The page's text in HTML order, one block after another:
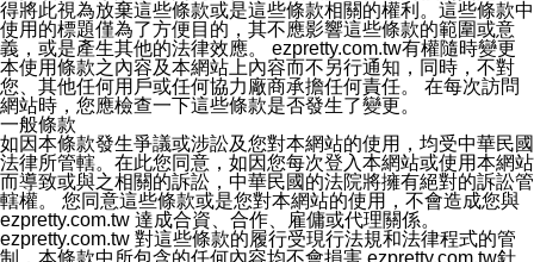
得將此視為放棄這些條款或是這些條款相關的權利。這些條款中
使用的標題僅為了方便目的，其不應影響這些條款的範圍或意
義，或是產生其他的法律效應。 ezpretty.com.tw有權隨時變更
本使用條款之內容及本網站上內容而不另行通知，同時，不對
您、其他任何用戶或任何協力廠商承擔任何責任。 在每次訪問
網站時，您應檢查一下這些條款是否發生了變更。
一般條款
如因本條款發生爭議或涉訟及您對本網站的使用，均受中華民國
法律所管轄。在此您同意，如因您每次登入本網站或使用本網站
而導致或與之相關的訴訟，中華民國的法院將擁有絕對的訴訟管
轄權。 您同意這些條款或是您對本網站的使用，不會造成您與
ezpretty.com.tw 達成合資、合作、雇傭或代理關係。
ezpretty.com.tw 對這些條款的履行受現行法規和法律程式的管
制，本條款中所包含的任何內容均不會損害 ezpretty.com.tw針